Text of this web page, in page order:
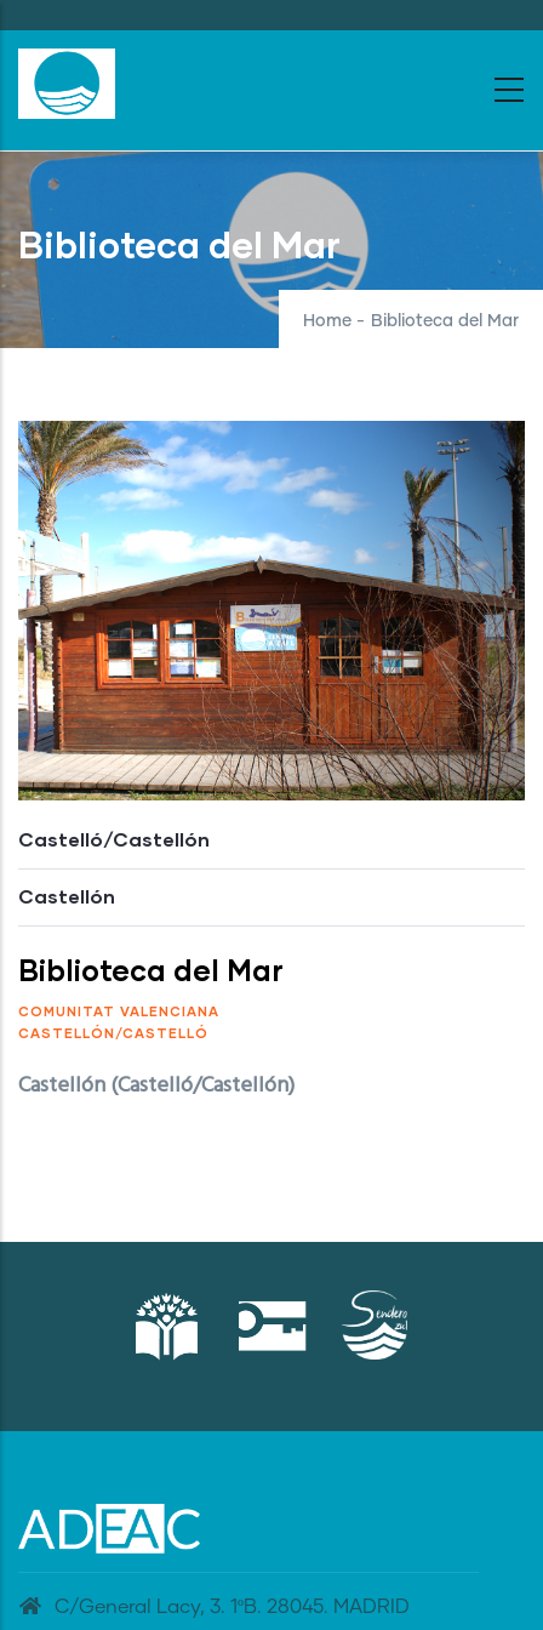
to
main
content
Biblioteca del Mar
Home - Biblioteca del Mar
Castelló/Castellón
Castellón
Biblioteca del Mar
COMUNITAT VALENCIANA
CASTELLÓN/CASTELLÓ
Castellón (Castelló/Castellón)
C/General Lacy, 3. 1ºB. 28045. MADRID